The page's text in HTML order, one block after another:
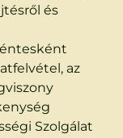
és
az
Szolgálat